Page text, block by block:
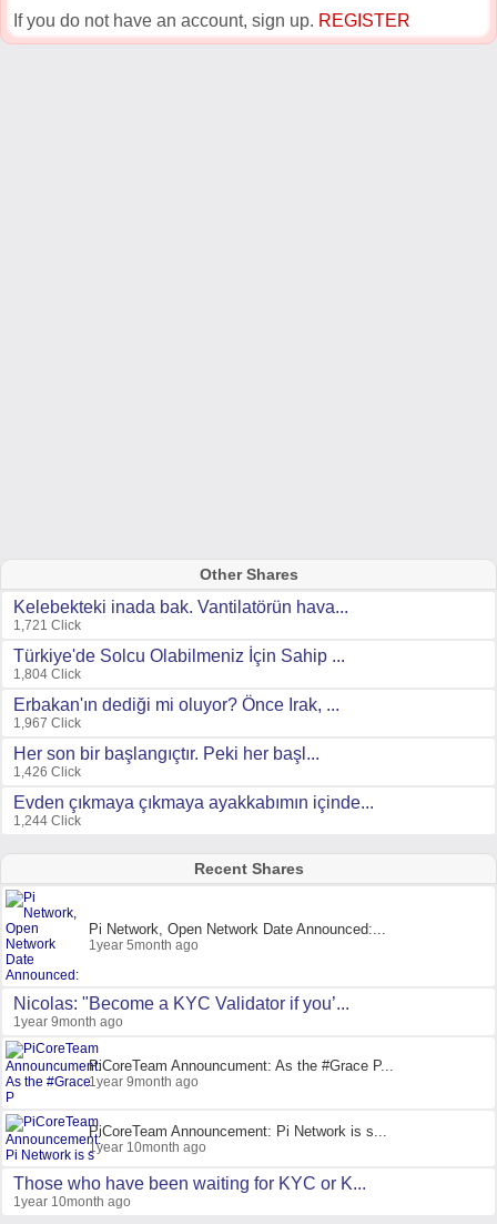
If you do not have an account, sign up. REGISTER
Other Shares
Kelebekteki inada bak. Vantilatörün hava...
1,721 Click
Türkiye'de Solcu Olabilmeniz İçin Sahip ...
1,804 Click
Erbakan'ın dediği mi oluyor? Önce Irak, ...
1,967 Click
Her son bir başlangıçtır. Peki her başl...
1,426 Click
Evden çıkmaya çıkmaya ayakkabımın içinde...
1,244 Click
Recent Shares
Pi Network, Open Network Date Announced:...
1year 5month ago
Nicolas: "Become a KYC Validator if you’...
1year 9month ago
PiCoreTeam Announcument: As the #Grace P...
1year 9month ago
PiCoreTeam Announcement: Pi Network is s...
1year 10month ago
Those who have been waiting for KYC or K...
1year 10month ago